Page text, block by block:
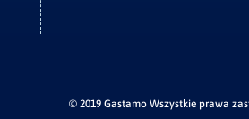
© 2019 Gastamo Wszystkie prawa